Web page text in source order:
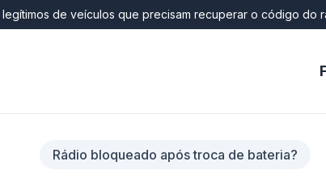
de veículos que precisam recuperar o código do
Rádio bloqueado após troca de bateria?